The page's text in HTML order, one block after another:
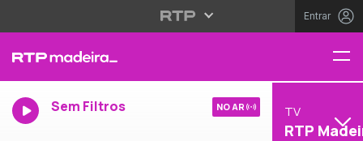
Entrar
Sem Filtros NO AR TV
RTP